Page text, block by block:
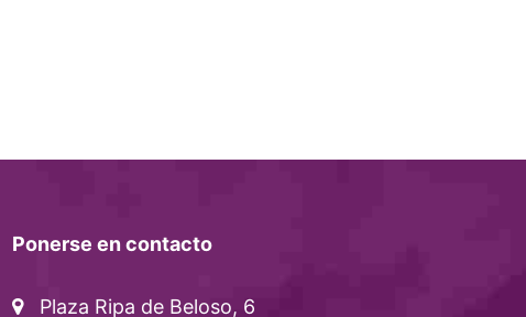
Ponerse en contacto
Plaza Ripa de Beloso, 6